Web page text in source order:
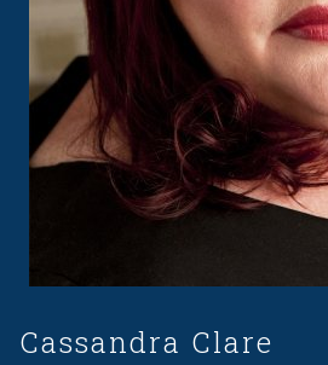
Cassandra Clare